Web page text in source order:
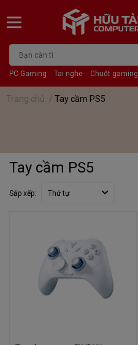
PC Gaming Tai nghe Chuột gaming
Trang chủ / Tay cầm PS5
Tay cầm PS5
Sắp xếp: Thứ tự